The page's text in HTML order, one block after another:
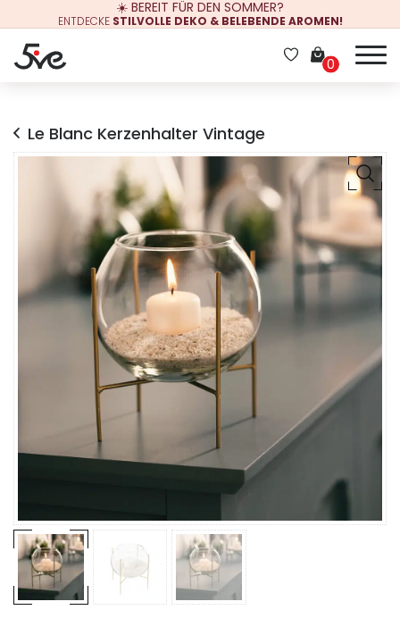
☀️ BEREIT FÜR DEN SOMMER?
ENTDECKE STILVOLLE DEKO & BELEBENDE AROMEN!
0
Le Blanc Kerzenhalter Vintage